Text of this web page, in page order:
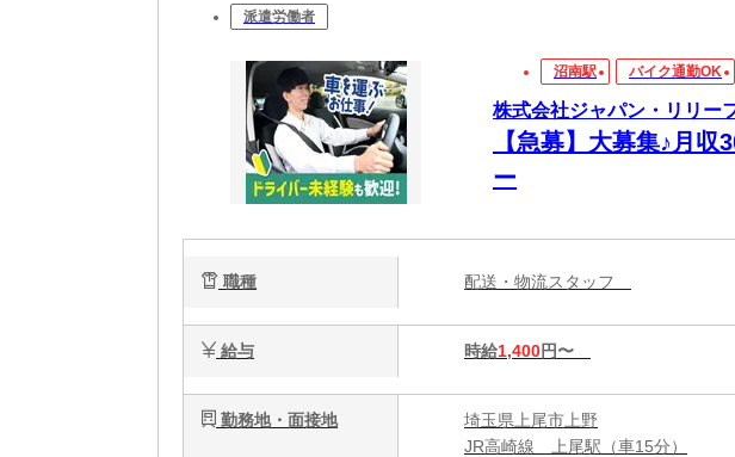
派遣労働者
沼南駅 バイク通勤OK
株式会社ジャパン・リリー
【急募】大募集♪月
ー
職種 配送・物流スタッフ
給与 時給1,400円〜
勤務地・面接地
埼玉県上尾市上野
JR高崎線 上尾駅（車15分）